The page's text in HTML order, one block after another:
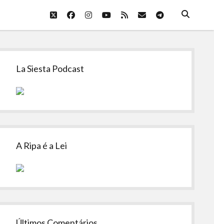
twitterfacebookinstagram
youtube
rss emailtelegram
Sidebar
La Siesta Podcast
A Ripa é a Lei